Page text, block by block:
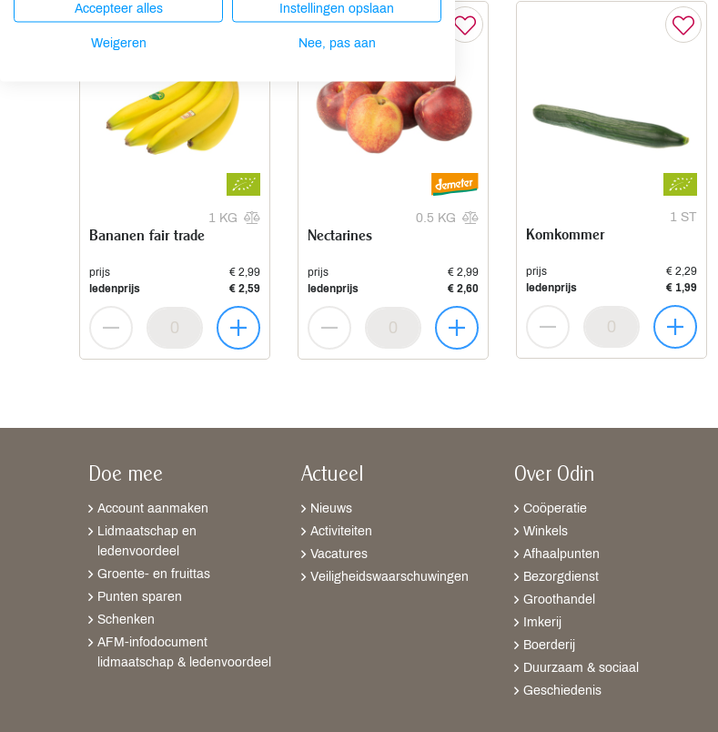
1 KG
Bananen fair trade
prijs
€ 2,99
ledenprijs
€ 2,59
Aanbieding
0.5 KG
Nectarines
prijs
€ 2,99
ledenprijs
€ 2,60
1 ST
Komkommer
prijs
€ 2,29
ledenprijs
€ 1,99
Doe mee
Account aanmaken
Lidmaatschap en
ledenvoordeel
Groente- en fruittas
Punten sparen
Schenken
AFM-infodocument
lidmaatschap & ledenvoordeel
Actueel
Nieuws
Activiteiten
Vacatures
Veiligheidswaarschuwingen
Over Odin
Coöperatie
Winkels
Afhaalpunten
Bezorgdienst
Groothandel
Imkerij
Boerderij
Duurzaam & sociaal
Geschiedenis
Accepteer alles Instellingen opslaan
Weigeren Nee, pas aan